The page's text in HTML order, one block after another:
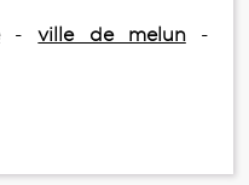
-ville de melun-